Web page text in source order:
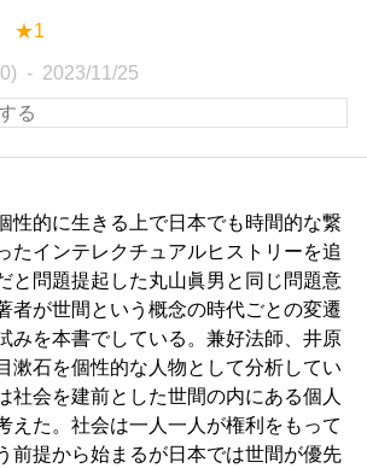
★1
2023/11/25
性的に生きる上で日本でも時間的な繋
たインテレクチュアルヒストリーを追
と問題提起した丸山眞男と同じ問題意
者が世間という概念の時代ごとの変遷
みを本書でしている。兼好法師、井原
漱石を個性的な人物として分析してい
社会を建前とした世間の内にある個人
えた。社会は一人一人が権利をもって
前提から始まるが日本では世間が優先